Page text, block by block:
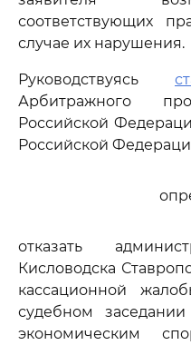
соответствующих
случае их нарушения.
Руководствуясь
Арбитражного
Российской
Российской
отказать
Кисловодска
кассационной
судебном
экономическим